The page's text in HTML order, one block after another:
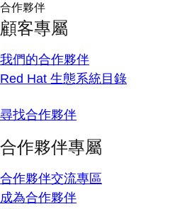
合作夥伴
顧客專屬
我們的合作夥伴
Red Hat 生態系統目錄
尋找合作夥伴
合作夥伴專屬
合作夥伴交流專區
成為合作夥伴